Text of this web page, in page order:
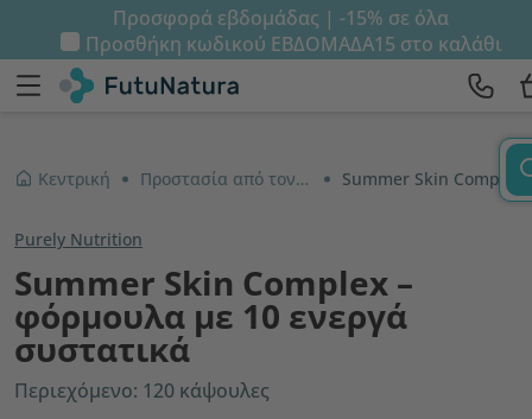
Προσφορά εβδομάδας | -15% σε όλα
Προσθήκη κωδικού ΕΒΔΟΜΑΔΑ15 στο καλάθι
Κεντρική Προστασία από τον ήλιο
Purely Nutrition
Summer Skin Complex –
φόρμουλα με 10 ενεργά
συστατικά
Περιεχόμενο: 120 κάψουλες